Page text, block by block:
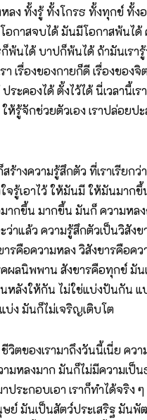
หลง ทั้งรู้ ทั้งโกรธ ทั้งทุกข์ ทั้ง
อกาสจบได้ มันมีโอกาสพ้นไ
นได้ บาปก็พ้นได้ ถ้ามันเรารู้
เรื่องของกายก็ดี เรื่องของจิ
ะคองได้ ตั้งไว้ได้ นี่เวลานี้เร
ให้รู้จักช่วยตัวเอง เราปล่อยป
ความรู้สึกตัว ที่เราเรียกว่า
จรู้เอาไว้ ให้มันมี ให้มันมาก
ากขึ้น มากขึ้น มันก็ ความหล
ว่าแล้ว ความรู้สึกตัวเป็นวิสัง
รคือความหลง วิสังขารคือคว
ผลนิพพาน สังขารคือทุกข์ มัน
หลังให้กัน ไม่ใช่แบ่งปันกัน
ง มันก็ไม่เจริญเติบโต
ของเรามาถึงวันนี้เนี่ย ควา
มหลงมาก มันก็ไม่มีความเป็น
าประกอบเอา เราก็ทำได้จริง
ย์ มันเป็นสัตว์ประเสริฐ มัน